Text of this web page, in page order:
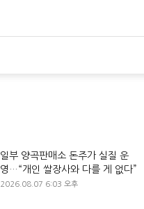
일부 양곡판매소 돈주가 실질 운
영…“개인 쌀장사와 다를 게 없다”
2026.08.07 6:03 오후